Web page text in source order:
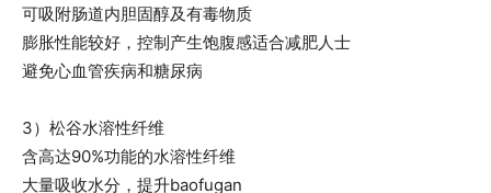
可吸附肠道内胆固醇及有毒物质
膨胀性能较好，控制产生饱腹感适合减肥人士
避免心血管疾病和糖尿病
3）松谷水溶性纤维
含高达90%功能的水溶性纤维
大量吸收水分，提升baofugan